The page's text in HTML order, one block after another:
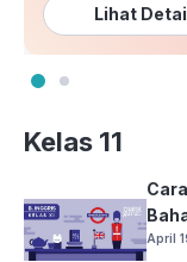
Lihat
Kelas 11
April